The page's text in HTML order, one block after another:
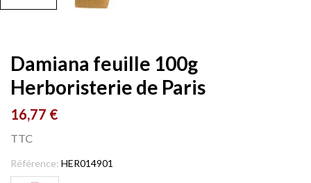
Damiana feuille 100g
Herboristerie de Paris
16,77 €
TTC
Référence: HER014901